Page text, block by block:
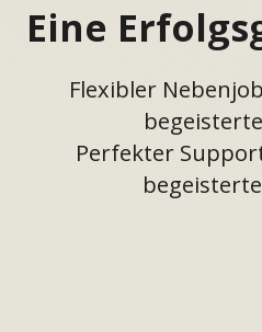
Eine
Flexibler
Perfekter